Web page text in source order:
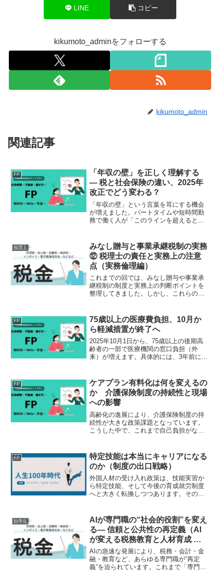
LINE コピー
kikumoto_adminをフォローする
kikumoto_admin
関連記事
FP
「年収の壁」を正しく理解する
― 税と社会保険の違い、2025年
改正でどう変わる？
「年収の壁」という言葉を耳にする機会
が増えました。パートタイムや短時間勤
務で働く人が「このラインを超えると手
してもよく取り上げられます。しかし実
際のところ、この「壁...
税理士
みなし贈与と事業承継税制の実務
⑫ 税理士の責任と実務上の注意
点（実務倫理編）
これまでの回では、みなし贈与や事業承
継税制の制度と実務上の判断ポイントを
整理してきました。しかし、これらの制
関係にあります。特に税理士は、制度の
適用を助言・実行する立場...
FP
75歳以上の医療費負担、10月か
ら軽減措置が終了へ
2025年10月1日から、75歳以上の後期高
齢者の一部で医療機関の窓口負担（外
来）が増えます。具体的には、3年前に自
慮措置（負担増を月3千円までに抑える仕
組み）」がな...
FP
ケアプラン有料化は何を変えるの
か 介護保険制度の持続性と現場
への影響
高齢化の進展により、介護保険制度の持
続性が大きな政策課題となっています。
こうした中で、これまで自己負担がなか
論されています。この見直しは単なる負
担増ではなく、制度の構...
FP
特定技能は本当にキャリアになる
のか（制度の出口戦略）
外国人材の受け入れ政策は、技能実習か
ら特定技能、そして今後の育成就労制度
へと大きく転換しつつあります。その中
における即戦力としての活用を目的とし
た制度ですが、個人にとっ...
効率化
AIが専門職の“社会的役割”を変え
る― 信頼と公共性の再定義（AI
が変える税務教育と人材育成 第
17回）
AIの急速な発展により、税務・会計・金
融・教育など、あらゆる専門職が“再定
義”を迫られています。これまで「専門職